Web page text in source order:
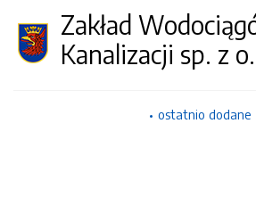
Zakład
Kanalizacji sp. z
ostatnio dodane